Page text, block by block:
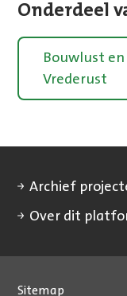
Onderdeel
Bouwlust en
Vrederust
Archief
Over dit
Sitemap